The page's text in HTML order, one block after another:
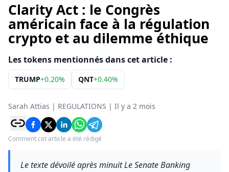
Clarity Act : le Congrès
américain face à la régulation
crypto et au dilemme éthique
Les tokens mentionnés dans cet article :
TRUMP+0.20% QNT+0.40%
Sarah Attias | REGULATIONS | Il y a 2 mois
Comment cet article a été rédigé
Le texte dévoilé après minuit Le Senate Banking